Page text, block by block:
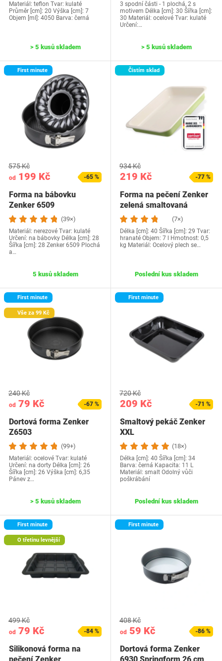
Materiál: teflon Tvar: kulaté
Průměr [cm]: 20 Výška [cm]: 7
Objem [ml]: 4050 Barva: černá
> 5 kusů skladem
3 spodní části - 1 plochá, 2 s
motivem Délka [cm]: 30 Šířka [cm]:
30 Materiál: ocelové Tvar: kulaté
Určení:…
> 5 kusů skladem
First minute
od 199 Kč
575 Kč
-65 %
Forma na bábovku
Zenker 6509
(39×)
Materiál: nerezové Tvar: kulaté
Určení: na bábovky Délka [cm]: 28
Šířka [cm]: 28 Zenker 6509 Plochá
a…
5 kusů skladem
Čistím sklad
219 Kč
934 Kč
-77 %
Forma na pečení Zenker
zelená smaltovaná
(7×)
Délka [cm]: 40 Šířka [cm]: 29 Tvar:
hranaté Objem: 7 l Hmotnost: 0,5
kg Materiál: Ocelový plech se…
Poslední kus skladem
First minute
Vše za 99 Kč
od 79 Kč
240 Kč
-67 %
Dortová forma Zenker
Z6503
(99+)
Materiál: ocelové Tvar: kulaté
Určení: na dorty Délka [cm]: 26
Šířka [cm]: 26 Výška [cm]: 6,35
Pánev z…
> 5 kusů skladem
First minute
209 Kč
720 Kč
-71 %
Smaltový pekáč Zenker
XXL
(18×)
Délka [cm]: 40 Šířka [cm]: 34
Barva: černá Kapacita: 11 L
Materiál: smalt Odolný vůči
poškrábání
Poslední kus skladem
First minute
O třetinu levnější
od 79 Kč
499 Kč
-84 %
Silikonová forma na
First minute
od 59 Kč
408 Kč
-86 %
Dortová forma Zenker